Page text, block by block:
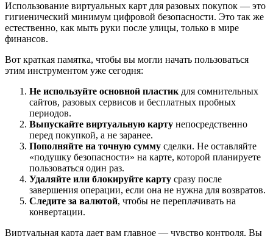
Использование виртуальных карт для разовых покупок — это
гигиенический минимум цифровой безопасности. Это так же
естественно, как мыть руки после улицы, только в мире
финансов.
Вот краткая памятка, чтобы вы могли начать пользоваться
этим инструментом уже сегодня:
Не используйте основной пластик для сомнительных
сайтов, разовых сервисов и бесплатных пробных
периодов.
Выпускайте виртуальную карту непосредственно
перед покупкой, а не заранее.
Пополняйте на точную сумму сделки. Не оставляйте
«подушку безопасности» на карте, которой планируете
пользоваться один раз.
Удаляйте или блокируйте карту сразу после
завершения операции, если она не нужна для возвратов.
Следите за валютой, чтобы не переплачивать на
конвертации.
Виртуальная карта дает вам главное — чувство контроля. Вы